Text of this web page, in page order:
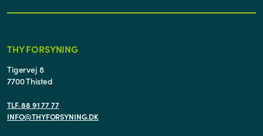
THY FORSYNING
Tigervej 8
7700 Thisted
TLF. 88 91 77 77
INFO@THYFORSYNING.DK